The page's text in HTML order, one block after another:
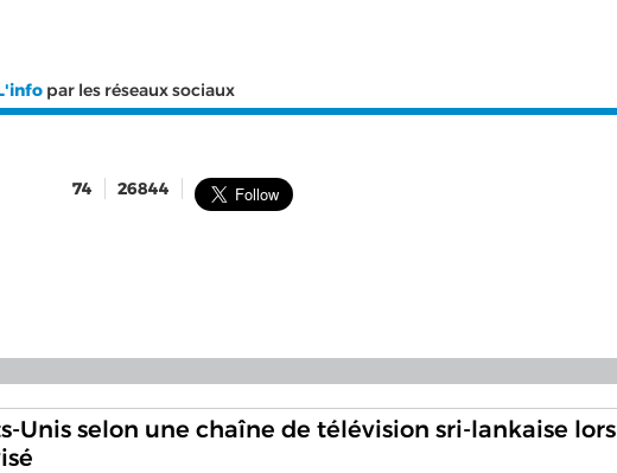
par les réseaux sociaux
74 26844
Unis selon une chaîne de télévision sri-lankaise lors